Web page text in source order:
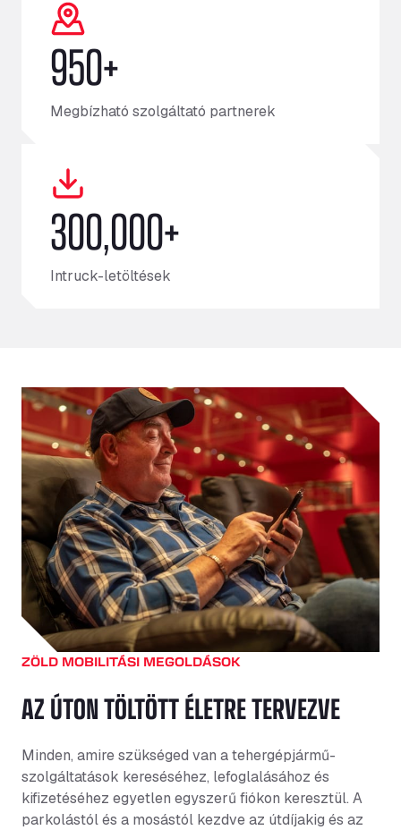
950+
Megbízható szolgáltató partnerek
300,000+
Intruck-letöltések
ZÖLD MOBILITÁSI MEGOLDÁSOK
AZ ÚTON TÖLTÖTT ÉLETRE TERVEZVE
Minden, amire szükséged van a tehergépjármű-
szolgáltatások kereséséhez, lefoglalásához és
kifizetéséhez egyetlen egyszerű fiókon keresztül. A
parkolástól és a mosástól kezdve az útdíjakig és az